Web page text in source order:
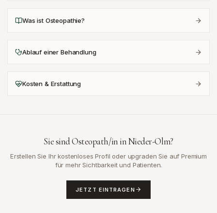
Was ist Osteopathie?
Ablauf einer Behandlung
Kosten & Erstattung
Sie sind Osteopath/in inNieder-Olm?
Erstellen Sie Ihr kostenloses Profil oder upgraden Sie auf Premium
für mehr Sichtbarkeit und Patienten.
JETZT EINTRAGEN